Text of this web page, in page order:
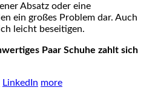
Absatz oder eine
ein großes Problem dar. Auch
leicht beseitigen.
Paar Schuhe zahlt sich
LinkedIn more